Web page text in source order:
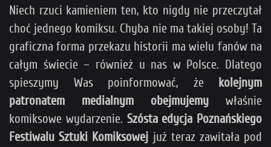
Niech rzuci kamieniem ten, kto nigdy nie przeczytał
choć jednego komiksu. Chyba nie ma takiej osoby! Ta
graficzna forma przekazu historii ma wielu fanów na
całym świecie – również u nas w Polsce. Dlatego
spieszymy Was poinformować, że kolejnym
patronatem medialnym obejmujemy właśnie
komiksowe wydarzenie. Szósta edycja Poznańskiego
Festiwalu Sztuki Komiksowej już teraz zawitała pod